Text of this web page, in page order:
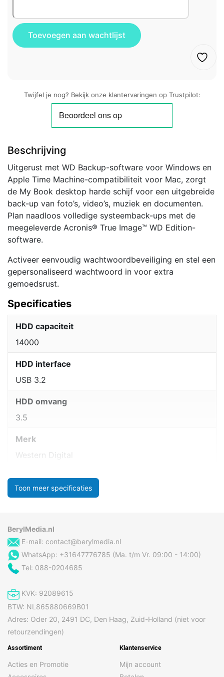
Twijfel je nog? Bekijk onze klantervaringen op Trustpilot:
Beschrijving
Uitgerust met WD Backup-software voor Windows en
Apple Time Machine-compatibiliteit voor Mac, zorgt
de My Book desktop harde schijf voor een uitgebreide
back-up van foto’s, video’s, muziek en documenten.
Plan naadloos volledige systeemback-ups met de
meegeleverde Acronis® True Image™ WD Edition-
software.
Activeer eenvoudig wachtwoordbeveiliging en stel een
gepersonaliseerd wachtwoord in voor extra
gemoedsrust.
Specificaties
HDD capaciteit
14000
HDD interface
USB 3.2
HDD omvang
3.5
Merk
Western Digital
Toon meer specificaties
BerylMedia.nl
E-mail: contact@berylmedia.nl
WhatsApp: +31647776785 (Ma. t/m Vr. 09:00 - 14:00)
Tel: 088-0204685
KVK: 92089615
BTW: NL865880669B01
Adres: Oder 20, 2491 DC, Den Haag, Zuid-Holland (niet voor
retourzendingen)
Assortiment
Acties en Promotie
Klantenservice
Mijn account